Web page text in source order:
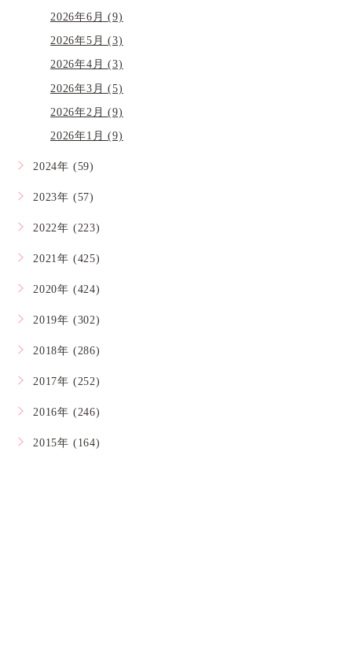
2026年6月 (9)
2026年5月 (3)
2026年4月 (3)
2026年3月 (5)
2026年2月 (9)
2026年1月 (9)
2024年 (59)
2023年 (57)
2022年 (223)
2021年 (425)
2020年 (424)
2019年 (302)
2018年 (286)
2017年 (252)
2016年 (246)
2015年 (164)